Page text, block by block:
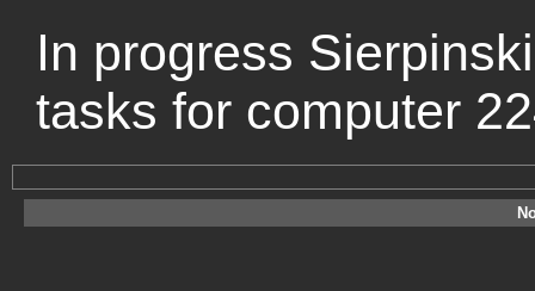
In progress
tasks for computer